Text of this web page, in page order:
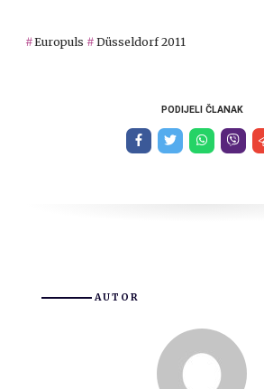
Europuls Düsseldorf 2011
PODIJELI ČLANAK
AUTOR